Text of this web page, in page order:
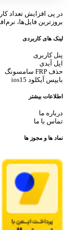
در پی افزایش تعداد
بروزترین فایل‌ها،
لینک های کاربردی
پنل کاربری
اپل آیدی
حذف FRP سامسونگ
بایپس آیکلود ios15
اطلاعات بیشتر
درباره ما
تماس با ما
نماد ها و مجوز ها